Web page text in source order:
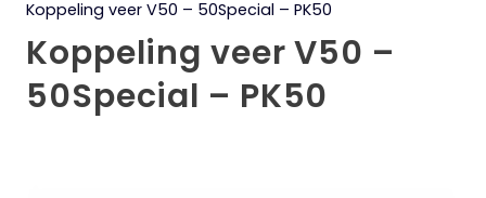
Koppeling veer V50 – 50Special – PK50
Koppeling veer V50 –
50Special – PK50